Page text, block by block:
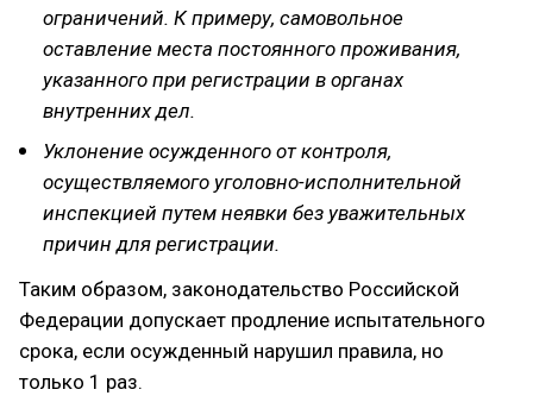
ограничений. К примеру, самовольное
оставление места постоянного проживания,
указанного при регистрации в органах
внутренних дел.
Уклонение осужденного от контроля,
осуществляемого уголовно-исполнительной
инспекцией путем неявки без уважительных
причин для регистрации.
Таким образом, законодательство Российской
Федерации допускает продление испытательного
срока, если осужденный нарушил правила, но
только 1 раз.